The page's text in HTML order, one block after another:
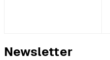
Newsletter